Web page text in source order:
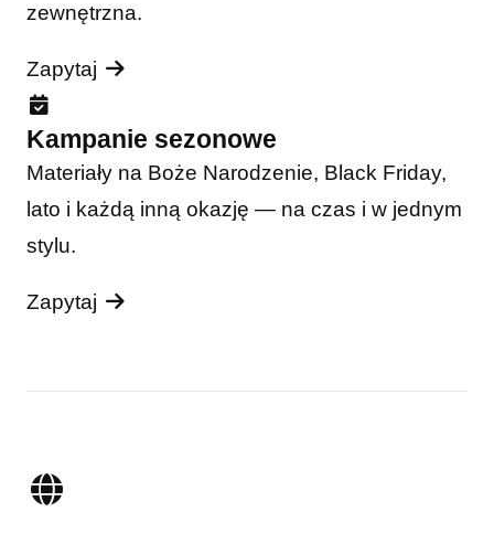
zewnętrzna.
Zapytaj
Kampanie sezonowe
Materiały na Boże Narodzenie, Black Friday,
lato i każdą inną okazję — na czas i w jednym
stylu.
Zapytaj